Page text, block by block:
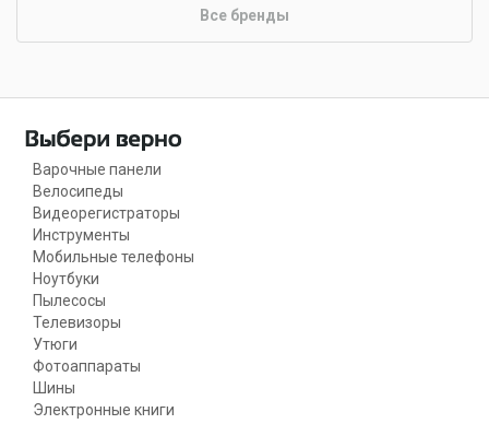
Все бренды
Варочные панели
Велосипеды
Видеорегистраторы
Инструменты
Мобильные телефоны
Ноутбуки
Пылесосы
Телевизоры
Утюги
Фотоаппараты
Шины
Электронные книги